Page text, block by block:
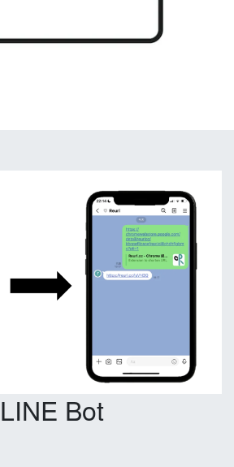
LINE Bot